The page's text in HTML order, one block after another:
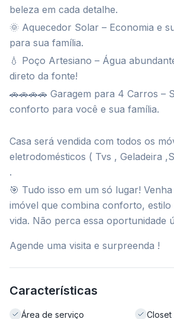
beleza em cada detalhe.
🌞 Aquecedor Solar – Economia e
para sua família.
💧 Poço Artesiano – Água
direto da fonte!
🚗🚗🚗🚗 Garagem para 4 Carros –
conforto para você e sua família.
Casa será vendida com todos os
eletrodomésticos ( Tvs , Geladeira
.
🎯 Tudo isso em um só lugar!
imóvel que combina conforto, estilo
vida. Não perca essa oportunidade
Agende uma visita e surpreenda !
Características
Área de serviço Closet